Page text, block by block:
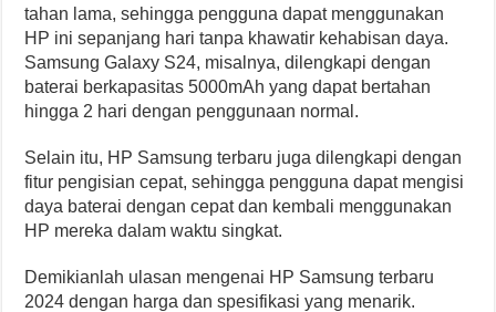
tahan lama, sehingga pengguna dapat menggunakan
HP ini sepanjang hari tanpa khawatir kehabisan daya.
Samsung Galaxy S24, misalnya, dilengkapi dengan
baterai berkapasitas 5000mAh yang dapat bertahan
hingga 2 hari dengan penggunaan normal.
Selain itu, HP Samsung terbaru juga dilengkapi dengan
fitur pengisian cepat, sehingga pengguna dapat mengisi
daya baterai dengan cepat dan kembali menggunakan
HP mereka dalam waktu singkat.
Demikianlah ulasan mengenai HP Samsung terbaru
2024 dengan harga dan spesifikasi yang menarik.